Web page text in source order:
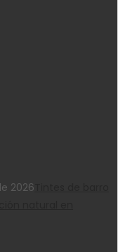
2026